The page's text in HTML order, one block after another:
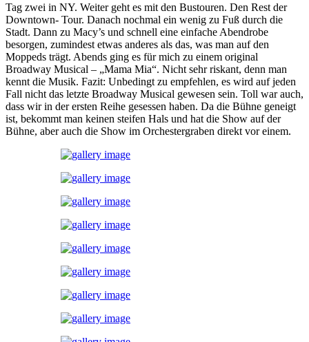
Tag zwei in NY. Weiter geht es mit den Bustouren. Den Rest der
Downtown- Tour. Danach nochmal ein wenig zu Fuß durch die
Stadt. Dann zu Macy’s und schnell eine einfache Abendrobe
besorgen, zumindest etwas anderes als das, was man auf den
Moppeds trägt. Abends ging es für mich zu einem original
Broadway Musical – „Mama Mia“. Nicht sehr riskant, denn man
kennt die Musik. Fazit: Unbedingt zu empfehlen, es wird auf jeden
Fall nicht das letzte Broadway Musical gewesen sein. Toll war auch,
dass wir in der ersten Reihe gesessen haben. Da die Bühne geneigt
ist, bekommt man keinen steifen Hals und hat die Show auf der
Bühne, aber auch die Show im Orchestergraben direkt vor einem.